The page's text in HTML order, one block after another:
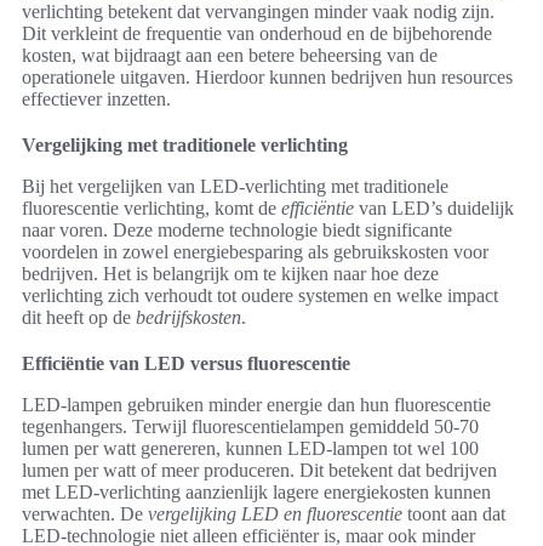
verlichting betekent dat vervangingen minder vaak nodig zijn.
Dit verkleint de frequentie van onderhoud en de bijbehorende
kosten, wat bijdraagt aan een betere beheersing van de
operationele uitgaven. Hierdoor kunnen bedrijven hun resources
effectiever inzetten.
Vergelijking met traditionele verlichting
Bij het vergelijken van LED-verlichting met traditionele
fluorescentie verlichting, komt de efficiëntie van LED’s duidelijk
naar voren. Deze moderne technologie biedt significante
voordelen in zowel energiebesparing als gebruikskosten voor
bedrijven. Het is belangrijk om te kijken naar hoe deze
verlichting zich verhoudt tot oudere systemen en welke impact
dit heeft op de bedrijfskosten.
Efficiëntie van LED versus fluorescentie
LED-lampen gebruiken minder energie dan hun fluorescentie
tegenhangers. Terwijl fluorescentielampen gemiddeld 50-70
lumen per watt genereren, kunnen LED-lampen tot wel 100
lumen per watt of meer produceren. Dit betekent dat bedrijven
met LED-verlichting aanzienlijk lagere energiekosten kunnen
verwachten. De vergelijking LED en fluorescentie toont aan dat
LED-technologie niet alleen efficiënter is, maar ook minder